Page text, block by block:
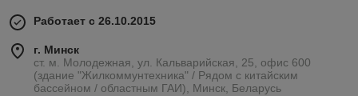
Работает с 26.10.2015
г. Минск
ст. м. Молодежная, ул. Кальварийская, 25, офис 600
(здание "Жилкоммунтехника" / Рядом с китайским
бассейном / областным ГАИ), Минск, Беларусь